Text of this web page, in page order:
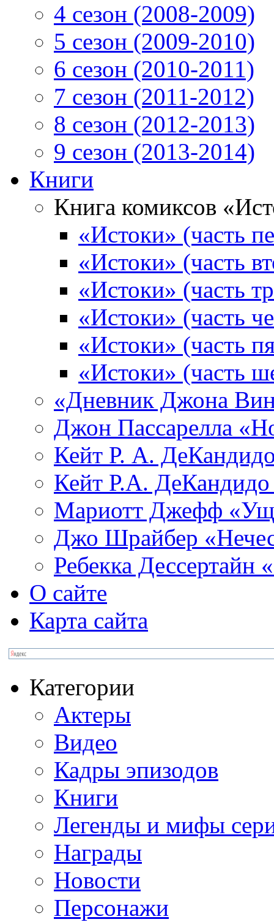
4 сезон (2008-2009)
5 сезон (2009-2010)
6 сезон (2010-2011)
7 сезон (2011-2012)
8 сезон (2012-2013)
9 сезон (2013-2014)
Книги
Книга комиксов
«Истоки» (часть
«Истоки» (часть
«Истоки» (часть
«Истоки» (часть
«Истоки» (часть
«Истоки» (часть
«Дневник Джона
Джон Пассарелла
Кейт Р. А.
Кейт Р.А.
Мариотт Джефф
Джо Шрайбер
Ребекка Десcертайн
О сайте
Карта сайта
Категории
Актеры
Видео
Кадры эпизодов
Книги
Легенды и мифы
Награды
Новости
Персонажи